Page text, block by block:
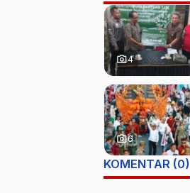
photo_camera4
photo_camera6
KOMENTAR (0)